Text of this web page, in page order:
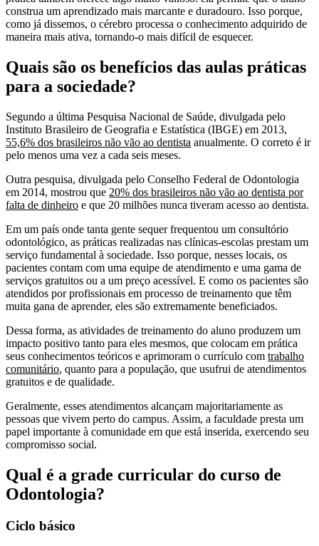
construa um aprendizado mais marcante e duradouro. Isso porque,
como já dissemos, o cérebro processa o conhecimento adquirido de
maneira mais ativa, tornando-o mais difícil de esquecer.
Quais são os benefícios das aulas práticas
para a sociedade?
Segundo a última Pesquisa Nacional de Saúde, divulgada pelo
Instituto Brasileiro de Geografia e Estatística (IBGE) em 2013,
55,6% dos brasileiros não vão ao dentista anualmente. O correto é ir
pelo menos uma vez a cada seis meses.
Outra pesquisa, divulgada pelo Conselho Federal de Odontologia
em 2014, mostrou que 20% dos brasileiros não vão ao dentista por
falta de dinheiro e que 20 milhões nunca tiveram acesso ao dentista.
Em um país onde tanta gente sequer frequentou um consultório
odontológico, as práticas realizadas nas clínicas-escolas prestam um
serviço fundamental à sociedade. Isso porque, nesses locais, os
pacientes contam com uma equipe de atendimento e uma gama de
serviços gratuitos ou a um preço acessível. E como os pacientes são
atendidos por profissionais em processo de treinamento que têm
muita gana de aprender, eles são extremamente beneficiados.
Dessa forma, as atividades de treinamento do aluno produzem um
impacto positivo tanto para eles mesmos, que colocam em prática
seus conhecimentos teóricos e aprimoram o currículo com trabalho
comunitário, quanto para a população, que usufrui de atendimentos
gratuitos e de qualidade.
Geralmente, esses atendimentos alcançam majoritariamente as
pessoas que vivem perto do campus. Assim, a faculdade presta um
papel importante à comunidade em que está inserida, exercendo seu
compromisso social.
Qual é a grade curricular do curso de
Odontologia?
Ciclo básico